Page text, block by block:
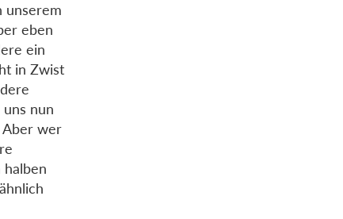
unserem
eben
ein
in Zwist
nun
Aber wer